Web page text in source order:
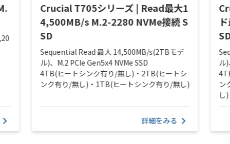
Crucial T705シリーズ | Read最大1
4,500MB/s M.2-2280 NVMe接続 S
SD
Sequential Read 最大 14,500MB/s(2TBモデ
ル)、M.2 PCIe Gen5x4 NVMe SSD
4TB(ヒートシンク有り/無し)・2TB(ヒートシ
ンク有り/無し)・1TB(ヒートシンク有り/無し)
詳細をみる
ル
ン
し